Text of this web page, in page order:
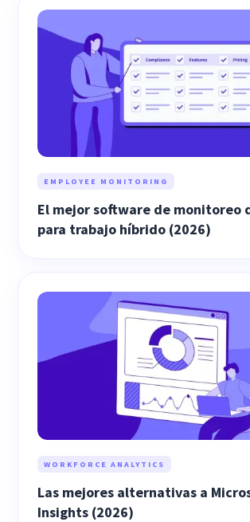
EMPLOYEE MONITORING
El mejor software de monitoreo
para trabajo híbrido (2026)
WORKFORCE ANALYTICS
Las mejores alternativas a
Insights (2026)